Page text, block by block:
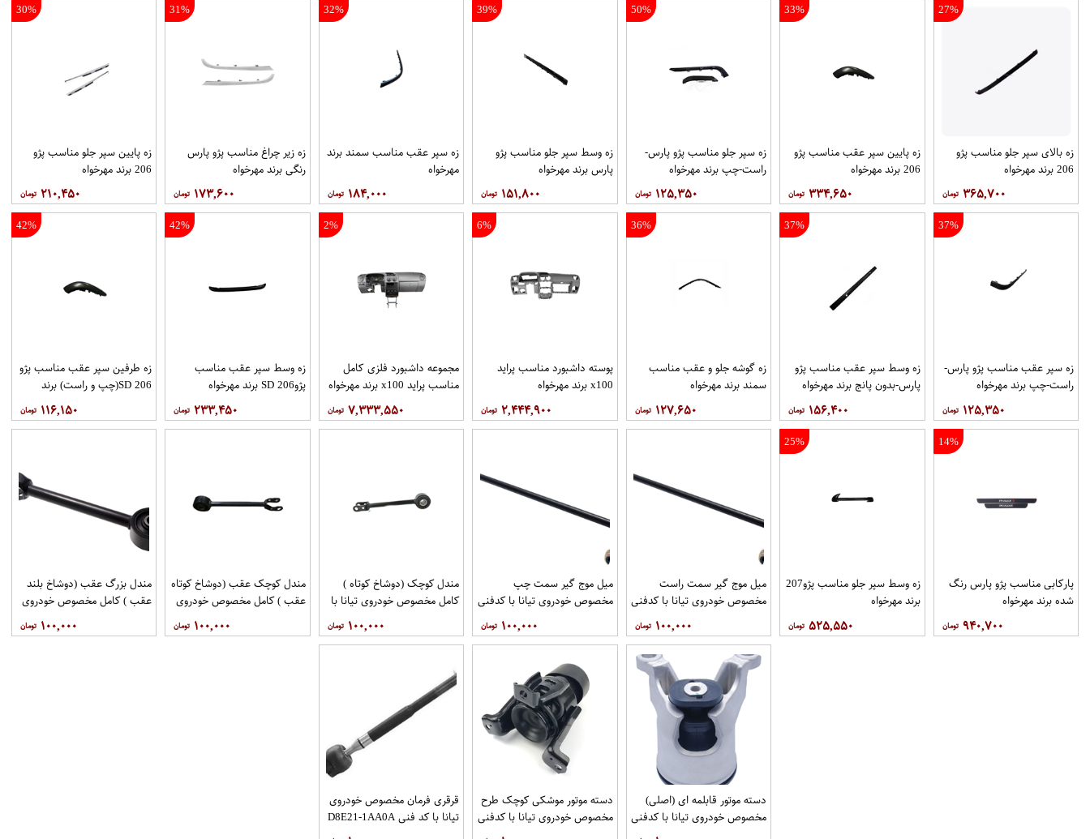
27%
زه بالای سپر جلو مناسب پژو
206 برند مهرخواه
۳۶۵,۷۰۰
33%
زه پایین سپر عقب مناسب پژو
206 برند مهرخواه
۳۳۴,۶۵۰
50%
زه سپر جلو مناسب پژو پارس-
راست-چپ برند مهرخواه
۱۲۵,۳۵۰
39%
زه وسط سپر جلو مناسب پژو
پارس برند مهرخواه
۱۵۱,۸۰۰
32%
زه سپر عقب مناسب سمند برند
مهرخواه
۱۸۴,۰۰۰
31%
زه زیر چراغ مناسب پژو پارس
رنگی برند مهرخواه
۱۷۳,۶۰۰
30%
زه پایین سپر جلو مناسب پژو
206 برند مهرخواه
۲۱۰,۴۵۰
37%
زه سپر عقب مناسب پژو پارس-
راست-چپ برند مهرخواه
۱۲۵,۳۵۰
37%
زه وسط سپر عقب مناسب پژو
پارس-بدون پانج برند مهرخواه
۱۵۶,۴۰۰
36%
زه گوشه جلو و عقب مناسب
سمند برند مهرخواه
۱۲۷,۶۵۰
6%
پوسته داشبورد مناسب پراید
x100 برند مهرخواه
۲,۴۴۴,۹۰۰
2%
مجموعه داشبورد فلزی كامل
مناسب پراید x100 برند مهرخواه
۷,۳۳۳,۵۵۰
42%
زه وسط سپر عقب مناسب
پژو206 SD برند مهرخواه
۲۳۳,۴۵۰
42%
زه طرفین سپر عقب مناسب پژو
206 SD(چپ و راست) برند
۱۱۶,۱۵۰
14%
پاركابی مناسب پژو پارس رنگ
شده برند مهرخواه
۹۴۰,۷۰۰
25%
زه وسط سپر جلو مناسب پژو207
برند مهرخواه
۵۲۵,۵۵۰
میل موج گیر سمت راست
مخصوص خودروی تیانا با کدفنی
54618-1AA0E برندنیسان موتور
فروشگاه مگاموتور ۱۰۰,۰۰۰
میل موج گیر سمت چپ
مخصوص خودروی تیانا با کدفنی
54668-1AA0E برندنیسان موتور
فروشگاه مگاموتور ۱۰۰,۰۰۰
مندل کوچک (دوشاخ کوتاه )
کامل مخصوص خودروی تیانا با
کد فنی 551A0JN00Aبرند
نیسان موتور فروشگاه مگاموتور
۱۰۰,۰۰۰
مندل کوچک عقب (دوشاخ کوتاه
عقب ) کامل مخصوص خودروی
JN01Aبرند EEP فروشگاه
۱۰۰,۰۰۰
مندل بزرگ عقب (دوشاخ بلند
عقب ) کامل مخصوص خودروی
JN00Aبرند EEP فروشگاه
۱۰۰,۰۰۰
دسته موتور قابلمه ای (اصلی)
مخصوص خودروی تیانا با کدفنی
11210-JP00Bبرند نیسان موتور
دسته موتور موشکی کوچک طرح
مخصوص خودروی تیانا با کدفنی
11210-JP00Bبرند EEP فروشگاه
قرقری فرمان مخصوص خودروی
تیانا با کد فنی D8E21-1AA0A